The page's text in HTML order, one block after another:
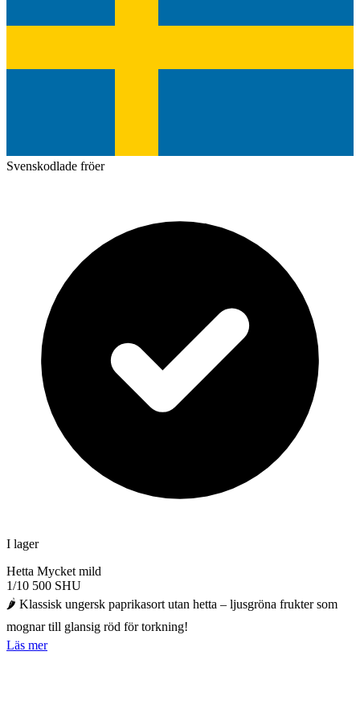
Svenskodlade fröer
I lager
Hetta Mycket mild
1/10 500 SHU
🌶️ Klassisk ungersk paprikasort utan hetta – ljusgröna frukter som
mognar till glansig röd för torkning!
Läs mer